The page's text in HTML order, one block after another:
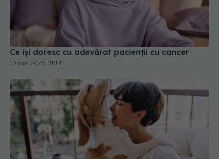
Ce își doresc cu adevărat pacienții cu cancer
10 mar 2026, 21:14